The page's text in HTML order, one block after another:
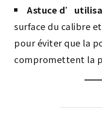
Astuce
surface du calibre
pour éviter que la
compromettent la